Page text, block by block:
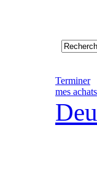
Terminer
mes